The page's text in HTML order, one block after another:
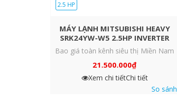
2.5 HP
MÁY LẠNH MITSUBISHI HEAVY
SRK24YW-W5 2.5HP INVERTER
Bao giá toàn kênh siêu thị Miền Nam
21.500.000₫
Xem chi tiếtChi tiết
So sánh